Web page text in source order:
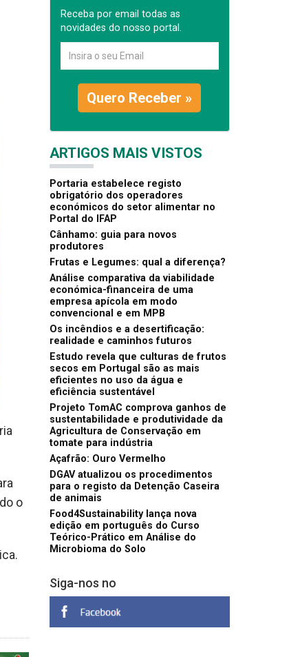
o
Receba por email todas as
novidades do nosso portal.
Quero Receber »
ARTIGOS MAIS VISTOS
Portaria estabelece registo
obrigatório dos operadores
económicos do setor alimentar no
Portal do IFAP
Cânhamo: guia para novos
produtores
Frutas e Legumes: qual a diferença?
Análise comparativa da viabilidade
económica-financeira de uma
empresa apícola em modo
convencional e em MPB
Os incêndios e a desertificação:
realidade e caminhos futuros
Estudo revela que culturas de frutos
secos em Portugal são as mais
eficientes no uso da água e
eficiência sustentável
Projeto TomAC comprova ganhos de
sustentabilidade e produtividade da
Agricultura de Conservação em
tomate para indústria
Açafrão: Ouro Vermelho
DGAV atualizou os procedimentos
para o registo da Detenção Caseira
de animais
Food4Sustainability lança nova
edição em português do Curso
Teórico-Prático em Análise do
Microbioma do Solo
Siga-nos no